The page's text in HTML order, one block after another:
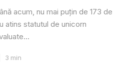
acum, nu mai puțin de 173 de
atins statutul de unicorn
3 min